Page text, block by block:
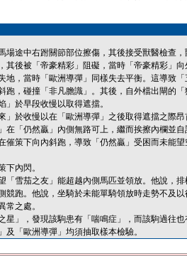
場途中右跗關節部位擦傷，其後接受獸醫檢查
其後被「帝豪精彩」阻礙，當時「帝豪精彩」
地，當時「歐洲導彈」同樣失去平衡。這導致
跑，碰撞「非凡膽識」。其後，自外檔出閘的
」於早段收慢以取得遮擋。
」於收慢以在「歐洲導彈」之後取得遮擋之際
在「仍然贏」內側無路可上，繼而挨擦內欄並
催策下向內斜跑，導致「仍然贏」受困而未能
下內閃。
「雪茄之友」能超越內側馬匹並領放。他說，
競跑。他說，坐騎於未能單騎領放時走勢不及
常之處。
星」，發現該駒患有「喘鳴症」，而該駒過往
及「歐洲導彈」均須抽取樣本檢驗。